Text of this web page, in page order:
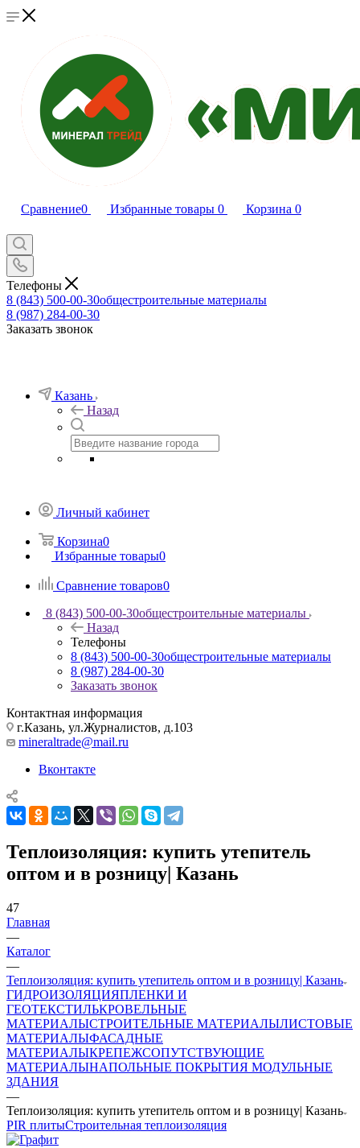
Сравнение0 Избранные товары 0 Корзина 0
Телефоны
8 (843) 500-00-30общестроительные материалы
8 (987) 284-00-30
Заказать звонок
Казань
Назад
Личный кабинет
Корзина0
Избранные товары0
Сравнение товаров0
8 (843) 500-00-30общестроительные материалы
Назад
Телефоны
8 (843) 500-00-30общестроительные материалы
8 (987) 284-00-30
Заказать звонок
Контактная информация
г.Казань, ул.Журналистов, д.103
mineraltrade@mail.ru
Вконтакте
Теплоизоляция: купить утепитель
оптом и в розницу| Казань
47
Главная
—
Каталог
—
Теплоизоляция: купить утепитель оптом и в розницу| Казань
ГИДРОИЗОЛЯЦИЯПЛЕНКИ И
ГЕОТЕКСТИЛЬКРОВЕЛЬНЫЕ
МАТЕРИАЛЫСТРОИТЕЛЬНЫЕ МАТЕРИАЛЫЛИСТОВЫЕ
МАТЕРИАЛЫФАСАДНЫЕ
МАТЕРИАЛЫКРЕПЕЖСОПУТСТВУЮЩИЕ
МАТЕРИАЛЫНАПОЛЬНЫЕ ПОКРЫТИЯ МОДУЛЬНЫЕ
ЗДАНИЯ
—
Теплоизоляция: купить утепитель оптом и в розницу| Казань
PIR плитыСтроительная теплоизоляция